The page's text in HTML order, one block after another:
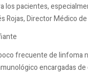
pacientes,
Rojas, Director Médico
frecuente de linfoma
encargadas